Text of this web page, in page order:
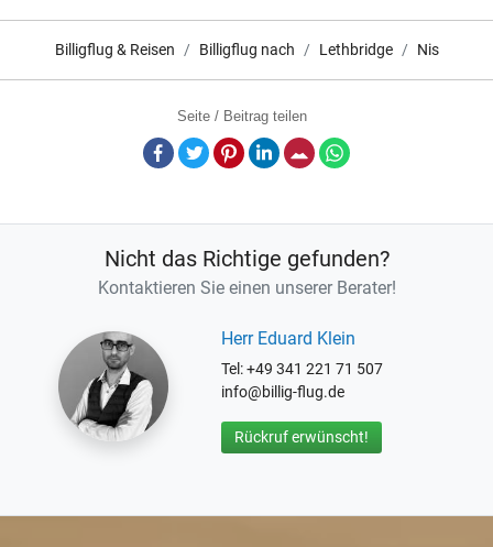
Billigflug & Reisen Billigflug nach Lethbridge Nis
Seite / Beitrag teilen
Facebook
TwitterPinterestLinkedInE-Mail
Nicht das Richtige gefunden?
Kontaktieren Sie einen unserer Berater!
Herr Eduard Klein
Tel: +49 341 221 71 507
info@billig-flug.de
Rückruf erwünscht!